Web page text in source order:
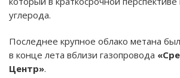
углерода.
Последнее крупное облако метана
в конце лета вблизи газопровода
Центр».